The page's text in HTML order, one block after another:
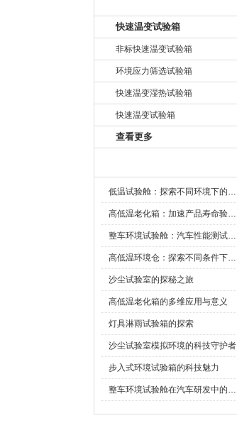
快速温变试验箱
非标快速温变试验箱
环境应力筛选试验箱
快速温变湿热试验箱
快速温变试验箱
查看更多
低温试验舱：探索不同环境下的科技边界
高低温老化箱：加速产品寿命验证的可靠伙伴
整车环境试验舱：汽车性能测试的设备
高低温环境仓：探索不同条件下的科学奥秘
沙尘试验室的探秘之旅
高低温老化箱的多维应用与意义
灯具淋雨试验箱的探索
沙尘试验室模拟环境的科技守护者
步入式环境试验箱的科技魅力
整车环境试验舱在汽车研发中的作用